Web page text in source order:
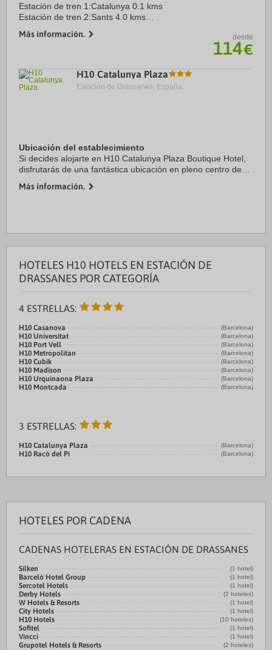
Estación de tren 1:Catalunya 0.1 kms
Estación de tren 2:Sants 4.0 kms
Aeropuerto 2:Girona 100.0 kms
Más información. desde
114€
H10 Catalunya Plaza
Estación de Drassanes, España.
Ubicación del establecimiento
Si decides alojarte en H10 Catalunya Plaza Boutique Hotel,
disfrutarás de una fantástica ubicación en pleno centro de
Catalunya. Además, este hotel ...
Más información.
HOTELES H10 HOTELS EN ESTACIÓN DE
DRASSANES POR CATEGORÍA
4 ESTRELLAS:
H10 Casanova (Barcelona)
H10 Universitat (Barcelona)
H10 Port Vell (Barcelona)
H10 Metropolitan (Barcelona)
H10 Cubik (Barcelona)
H10 Madison (Barcelona)
H10 Urquinaona Plaza (Barcelona)
H10 Montcada (Barcelona)
3 ESTRELLAS:
H10 Catalunya Plaza (Barcelona)
H10 Racó del Pi (Barcelona)
HOTELES POR CADENA
CADENAS HOTELERAS EN ESTACIÓN DE DRASSANES
Silken (1 hotel)
Barceló Hotel Group (1 hotel)
Sercotel Hotels (1 hotel)
Derby Hotels (2 hoteles)
W Hotels & Resorts (1 hotel)
City Hotels (1 hotel)
H10 Hotels (10 hoteles)
Sofitel (1 hotel)
Vincci (1 hotel)
Grupotel Hotels & Resorts (2 hoteles)